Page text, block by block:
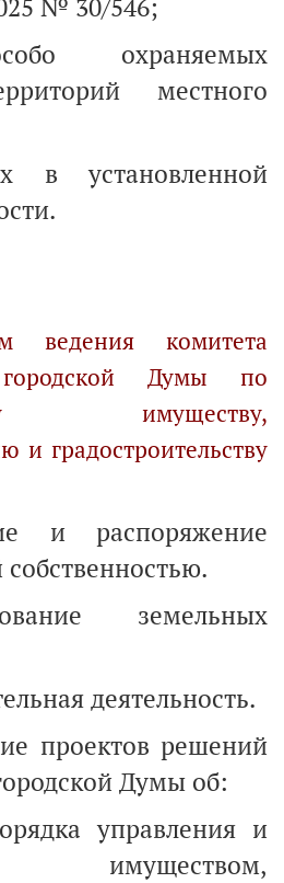
№ 30/546;
охраняемых
местного
в установленной
комитета
городской Думы по
имуществу,
и градостроительству
и распоряжение
земельных
деятельность.
проектов решений
Думы об:
управления и
имуществом,